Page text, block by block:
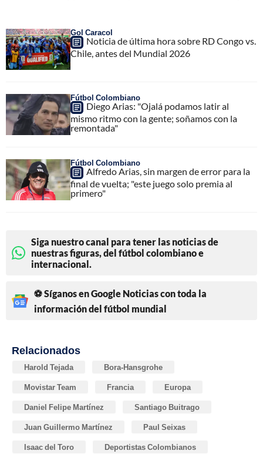
Gol Caracol
Noticia de última hora sobre RD Congo vs.
Chile, antes del Mundial 2026
Fútbol Colombiano
Diego Arias: "Ojalá podamos latir al
mismo ritmo con la gente; soñamos con la
remontada"
Fútbol Colombiano
Alfredo Arias, sin margen de error para la
final de vuelta; "este juego solo premia al
primero"
Siga nuestro canal para tener las noticias de
nuestras figuras, del fútbol colombiano e
internacional.
⚽ Síganos en Google Noticias con toda la
información del fútbol mundial
Relacionados
Harold Tejada Bora-Hansgrohe
Movistar Team Francia Europa
Daniel Felipe Martínez Santiago Buitrago
Juan Guillermo Martínez Paul Seixas
Isaac del Toro Deportistas Colombianos